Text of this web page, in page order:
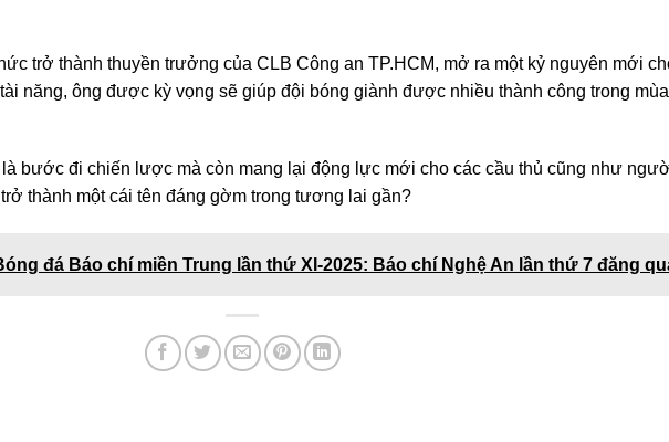
trở thành thuyền trưởng của CLB Công an TP.HCM, mở ra một kỷ nguyên mới
năng, ông được kỳ vọng sẽ giúp đội bóng giành được nhiều thành công trong
bước đi chiến lược mà còn mang lại động lực mới cho các cầu thủ cũng như
thành một cái tên đáng gờm trong tương lai gần?
đá Báo chí miền Trung lần thứ XI-2025: Báo chí Nghệ An lần thứ 7 đăng